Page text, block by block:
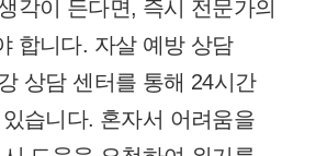
각이 든다면, 즉시 전문가의
합니다. 자살 예방 상담
상담 센터를 통해 24시간
습니다. 혼자서 어려움을